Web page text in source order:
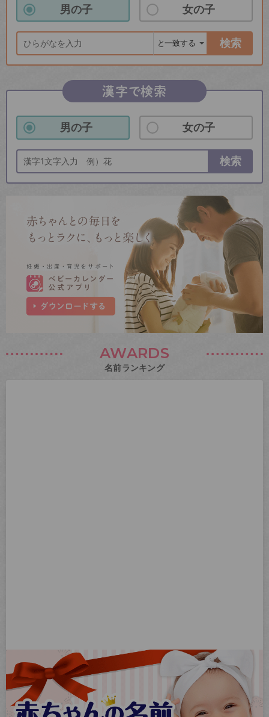
男の子 女の子
検索
漢字で検索
男の子 女の子
検索
AWARDS
名前ランキング